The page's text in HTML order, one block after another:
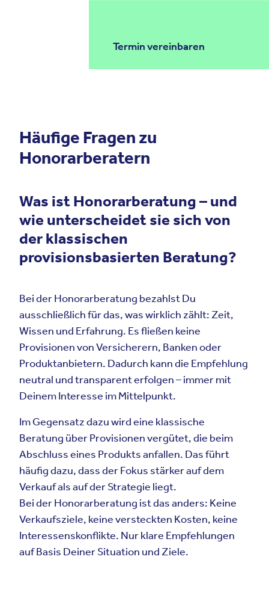
Termin vereinbaren
Häufige Fragen zu
Honorarberatern
Was ist Honorarberatung – und
wie unterscheidet sie sich von
der klassischen
provisionsbasierten Beratung?
Bei der Honorarberatung bezahlst Du
ausschließlich für das, was wirklich zählt: Zeit,
Wissen und Erfahrung. Es fließen keine
Provisionen von Versicherern, Banken oder
Produktanbietern. Dadurch kann die Empfehlung
neutral und transparent erfolgen – immer mit
Deinem Interesse im Mittelpunkt.
Im Gegensatz dazu wird eine klassische
Beratung über Provisionen vergütet, die beim
Abschluss eines Produkts anfallen. Das führt
häufig dazu, dass der Fokus stärker auf dem
Verkauf als auf der Strategie liegt.
Bei der Honorarberatung ist das anders: Keine
Verkaufsziele, keine versteckten Kosten, keine
Interessenskonflikte. Nur klare Empfehlungen
auf Basis Deiner Situation und Ziele.